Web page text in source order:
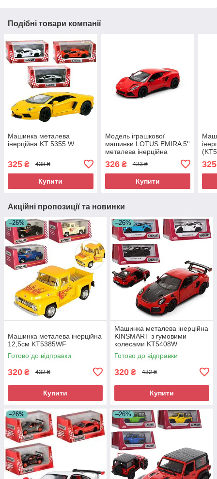
Подібні товари компанії
Машинка металева
інерційна KT 5355 W
325 ₴ 438 ₴
Купити
Модель іграшкової
машинки LOTUS EMIRA 5''
металева інерційна
326₴ 423 ₴
Купити
325
Акційні пропозиції та новинки
–26%
Машинка металева інерційна
12,5см KT5385WF
Готово до відправки
320 ₴ 432 ₴
Купити
–26%
Машинка металева інерційна
KINSMART з гумовими
колесами KT5408W
(KT5408W)
Готово до відправки
320 ₴ 432 ₴
Купити
–26% –26%